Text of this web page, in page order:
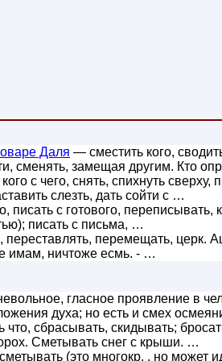
Даля — сместить кого,
сменять, замещая другим. Кто
с чего, снять, спихнуть сверху,
слезть, дать сойти с …
писать с готового, переписывать,
писать с письма, …
переставлять, перемещать, церк.
имам, ничтоже есмь. - …
гласное проявление в
духа; но есть и смех
сбрасывать, скидывать;
Сметывать снег с крыши. …
(это многокр. , но может